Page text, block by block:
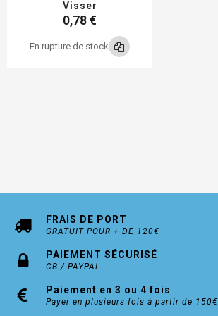
Visser
0,78 €
En rupture de stock
FRAIS DE PORT
GRATUIT POUR + DE 120€
PAIEMENT SÉCURISÉ
CB / PAYPAL
Paiement en 3 ou 4 fois
Payer en plusieurs fois à partir de 150€